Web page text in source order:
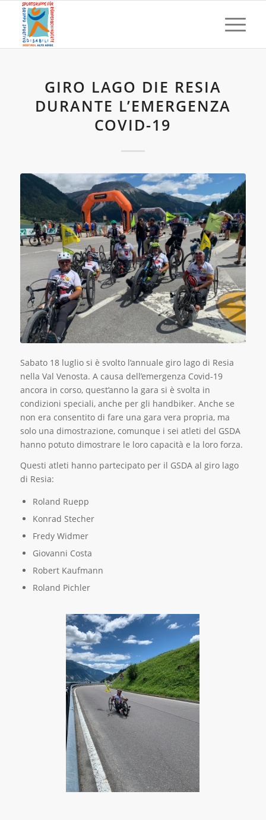
GIRO LAGO DIE RESIA
DURANTE L’EMERGENZA
COVID-19
Sabato 18 luglio si è svolto l’annuale giro lago di Resia
nella Val Venosta. A causa dell’emergenza Covid-19
ancora in corso, quest’anno la gara si è svolta in
condizioni speciali, anche per gli handbiker. Anche se
non era consentito di fare una gara vera propria, ma
solo una dimostrazione, comunque i sei atleti del GSDA
hanno potuto dimostrare le loro capacità e la loro forza.
Questi atleti hanno partecipato per il GSDA al giro lago
di Resia:
Roland Ruepp
Konrad Stecher
Fredy Widmer
Giovanni Costa
Robert Kaufmann
Roland Pichler